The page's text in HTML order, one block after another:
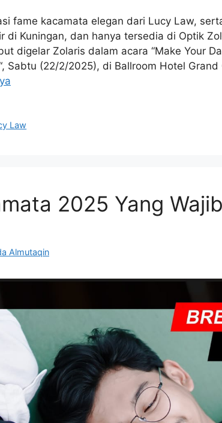
fame kacamata elegan dari Lucy Law,
di Kuningan, dan hanya tersedia di Optik
digelar Zolaris dalam acara “Make Your
Sabtu (22/2/2025), di Ballroom Hotel
Law
2025 Yang
Almutaqin